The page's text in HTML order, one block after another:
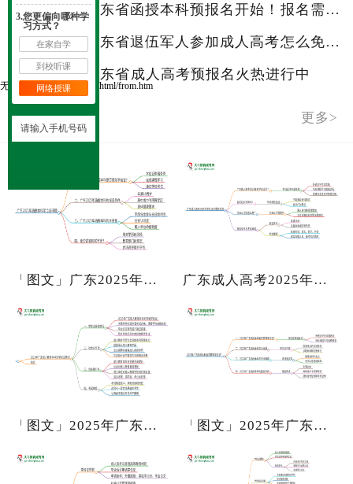
2025年广东省函授本科预报名开始！报名需要什么
2025年广东省退伍军人参加成人高考怎么免试入学
3 2025年广东省成人高考预报名火热进行中
无法在这个位置找到： /html/from.htm
实用信息 更多>
「图文」广东2025年函授本科颁发学位 广东成人高考2025年有学位证吗？
「图文」2025年广东成人教育本科有学 「图文」2025年广东函授本科能拿学位
3.您更偏向哪种学
习方式？
在家自学
到校听课
网络授课